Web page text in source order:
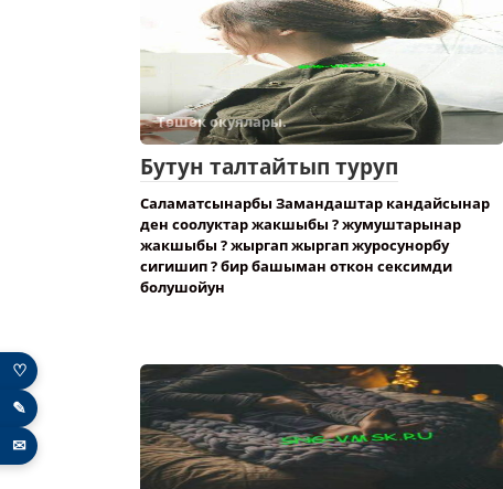
Төшөк окуялары.
Бутун талтайтып туруп
Саламатсынарбы Замандаштар кандайсынар
ден соолуктар жакшыбы ? жумуштарынар
жакшыбы ? жыргап жыргап журосунорбу
сигишип ? бир башыман откон сексимди
болушойун
♡
✎
✉